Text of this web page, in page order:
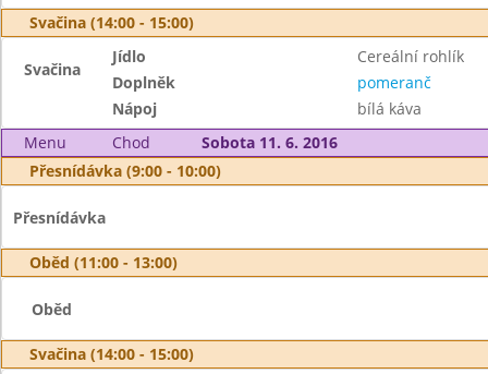
Svačina (14:00 - 15:00)
Svačina
Jídlo
Cereální rohlík
Doplněk
pomeranč
Nápoj
bílá káva
Menu
Chod
Sobota 11. 6. 2016
Přesnídávka (9:00 - 10:00)
Přesnídávka
Oběd (11:00 - 13:00)
Oběd
Svačina (14:00 - 15:00)